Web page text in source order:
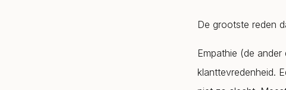
De grootste reden
Empathie (de
klanttevredenheid.